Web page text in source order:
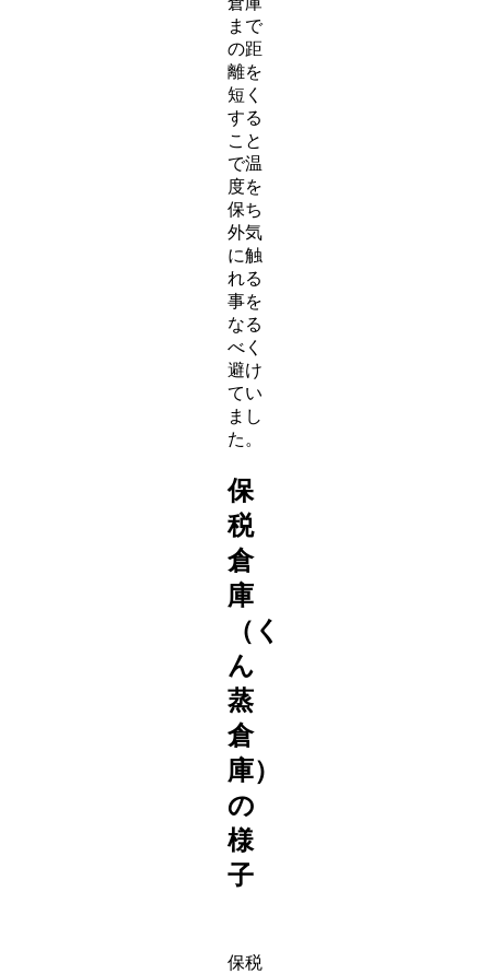
まで
の距
離を
短く
する
こと
で温
度を
保ち
外気
に触
れる
事を
なる
べく
避け
てい
まし
た。
保
税
倉
庫
（く
ん
蒸
倉
庫）
の
様
子
保税